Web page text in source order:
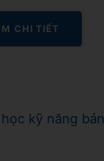
CHI TIẾT
học kỹ năng